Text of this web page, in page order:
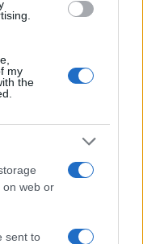
my
the
on web or
sent to
lefilmeztek,
el a
cserélte,
ahogy egy
kiabálja, hogy
meg